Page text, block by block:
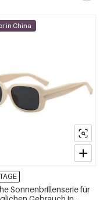
in China
Sonnenbrillenserie für